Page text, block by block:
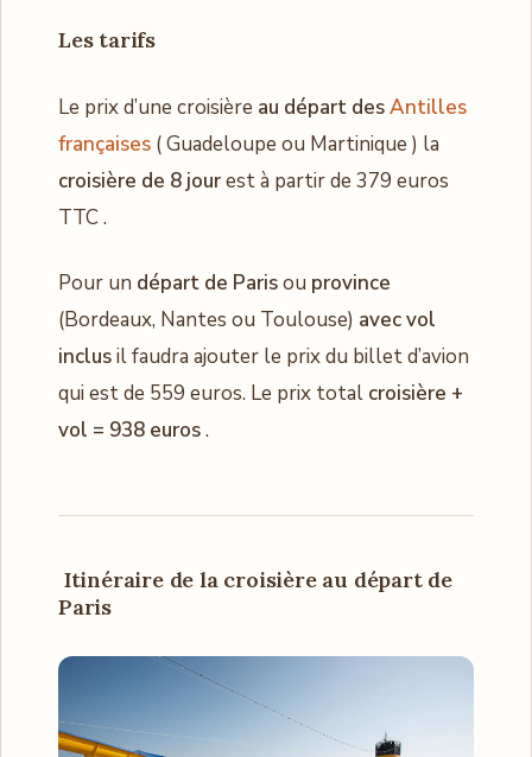
Les tarifs
Le prix d’une croisière au départ desAntilles
françaises ( Guadeloupe ou Martinique ) la
croisière de 8 jourest à partir de 379 euros
TTC .
Pour un départ de Parisou province
(Bordeaux, Nantes ou Toulouse) avec vol
inclusil faudra ajouter le prix du billet d’avion
qui est de 559 euros. Le prix total croisière +
vol = 938 euros.
Itinéraire de la croisière au départ de
Paris